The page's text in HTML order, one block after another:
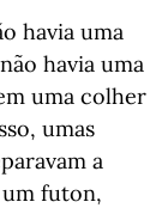
havia uma
havia uma
uma colher
umas
a
futon,